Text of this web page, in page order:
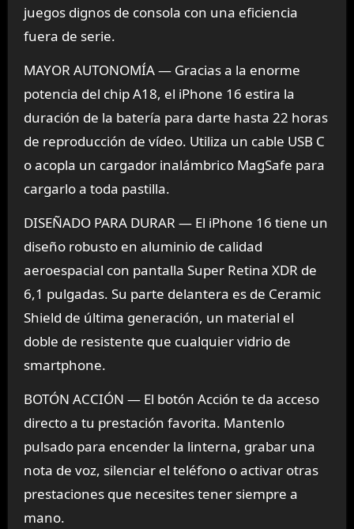
juegos dignos de consola con una eficiencia
fuera de serie.
MAYOR AUTONOMÍA — Gracias a la enorme
potencia del chip A18, el iPhone 16 estira la
duración de la batería para darte hasta 22 horas
de reproducción de vídeo. Utiliza un cable USB C
o acopla un cargador inalámbrico MagSafe para
cargarlo a toda pastilla.
DISEÑADO PARA DURAR — El iPhone 16 tiene un
diseño robusto en aluminio de calidad
aeroespacial con pantalla Super Retina XDR de
6,1 pulgadas. Su parte delantera es de Ceramic
Shield de última generación, un material el
doble de resistente que cualquier vidrio de
smartphone.
BOTÓN ACCIÓN — El botón Acción te da acceso
directo a tu prestación favorita. Mantenlo
pulsado para encender la linterna, grabar una
nota de voz, silenciar el teléfono o activar otras
prestaciones que necesites tener siempre a
mano.